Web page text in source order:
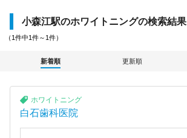
小森江駅のホワイトニングの検索結果
（1件中1件～1件）
新着順 更新順
ホワイトニング
白石歯科医院